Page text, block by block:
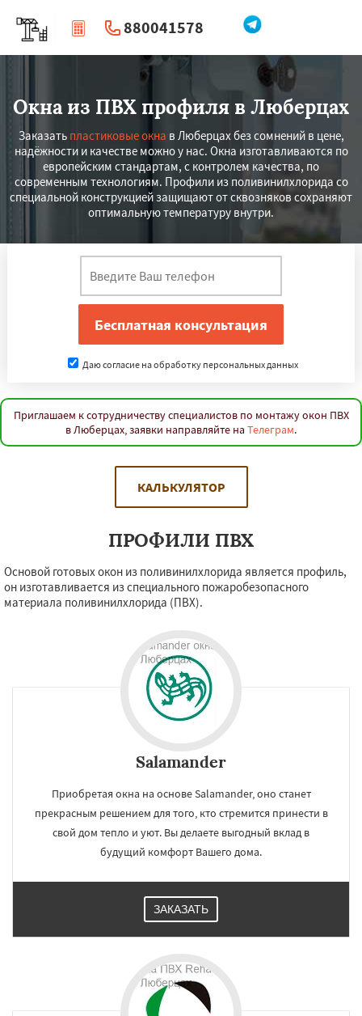
880041578
| Перезвоните мне
Окна из ПВХ профиля в Люберцах
Заказать пластиковые окна в Люберцах без сомнений в цене,
надёжности и качестве можно у нас. Окна изготавливаются по
европейским стандартам, с контролем качества, по
современным технологиям. Профили из поливинилхлорида со
специальной конструкцией защищают от сквозняков сохраняют
оптимальную температуру внутри.
Даю согласие на обработку персональных данных
Приглашаем к сотрудничеству специалистов по монтажу окон ПВХ
в Люберцах, заявки направляйте на Телеграм.
КАЛЬКУЛЯТОР
ПРОФИЛИ ПВХ
Основой готовых окон из поливинилхлорида является профиль,
он изготавливается из специального пожаробезопасного
материала поливинилхлорида (ПВХ).
Salamander
Приобретая окна на основе Salamander, оно станет
прекрасным решением для того, кто стремится принести в
свой дом тепло и уют. Вы делаете выгодный вклад в
будущий комфорт Вашего дома.
ЗАКАЗАТЬ